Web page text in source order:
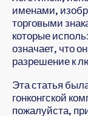
именами,
торговыми
которые
означает, что
разрешение к
Эта статья
гонконгской
пожалуйста,